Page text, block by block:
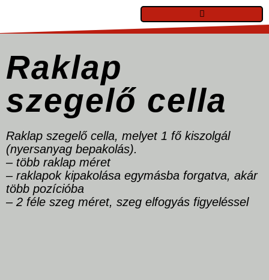
Raklap
szegelő cella
Raklap szegelő cella, melyet 1 fő kiszolgál
(nyersanyag bepakolás).
– több raklap méret
– raklapok kipakolása egymásba forgatva, akár
több pozícióba
– 2 féle szeg méret, szeg elfogyás figyeléssel